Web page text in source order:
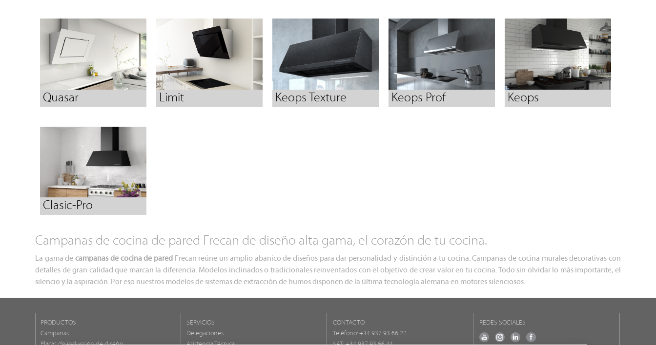
Quasar Limit Keops Texture Keops Prof Keops
Clasic-Pro
Campanas de cocina de pared Frecan de diseño alta gama, el corazón de tu cocina.
La gama decampanas de cocina de pared Frecan reúne un amplio abanico de diseños para dar personalidad y distinción a tu cocina. Campanas de cocina murales decorativas con
detalles de gran calidad que marcan la diferencia. Modelos inclinados o tradicionales reinventados con el objetivo de crear valor en tu cocina. Todo sin olvidar lo más importante, el
silencio y la aspiración. Por eso nuestros modelos de sistemas de extracción de humos disponen de la última tecnología alemana en motores silenciosos.
PRODUCTOS
Campanas
SERVICIOS
Delegaciones
CONTACTO
Teléfono: +34 937 93 66 22
REDES SOCIALES